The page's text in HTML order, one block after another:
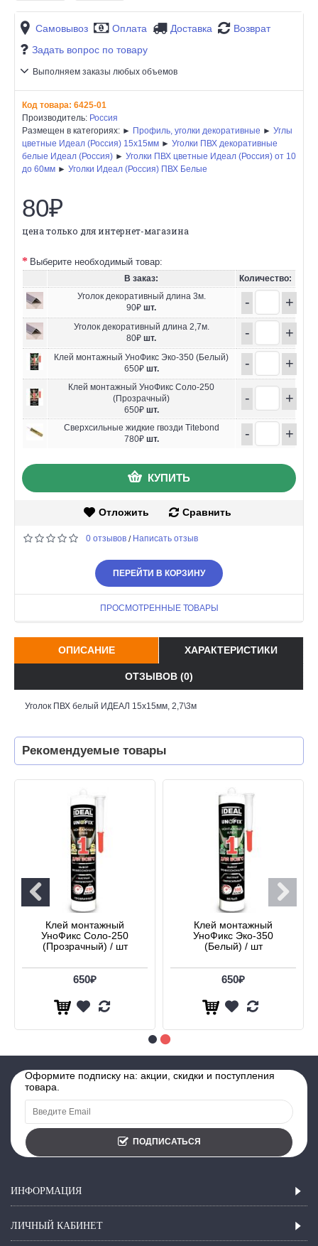
Самовывоз Оплата Доставка
Возврат
Задать вопрос по товару
Выполняем заказы любых объемов
Код товара: 6425-01
Производитель: Россия
Размещен в категориях: ► Профиль, уголки декоративные ► Углы
цветные Идеал (Россия) 15х15мм ► Уголки ПВХ декоративные
белые Идеал (Россия) ► Уголки ПВХ цветные Идеал (Россия) от 10
до 60мм ► Уголки Идеал (Россия) ПВХ Белые
80₽
цена только для интернет-магазина
Выберите необходимый товар:
В заказ:
Количество:
Уголок декоративный длина 3м.
90₽ шт. - +
Уголок декоративный длина 2,7м.
80₽ шт. - +
Клей монтажный УноФикс Эко-350 (Белый)
650₽ шт. - +
Клей монтажный УноФикс Соло-250
(Прозрачный)
650₽ шт.
- +
Сверхсильные жидкие гвозди Titebond
780₽ шт. - +
КУПИТЬ
Отложить Сравнить
0 отзывов / Написать отзыв
ПЕРЕЙТИ В КОРЗИНУ
ПРОСМОТРЕННЫЕ ТОВАРЫ
ОПИСАНИЕ ХАРАКТЕРИСТИКИ
ОТЗЫВОВ (0)
Уголок ПВХ белый ИДЕАЛ 15х15мм, 2,7\3м
Рекомендуемые товары
Клей монтажный
УноФикс Соло-250
(Прозрачный) / шт
650₽
Клей монтажный
УноФикс Эко-350
(Белый) / шт
650₽
Оформите подписку на: акции, скидки и поступления
товара.
ПОДПИСАТЬСЯ
ИНФОРМАЦИЯ
ЛИЧНЫЙ КАБИНЕТ